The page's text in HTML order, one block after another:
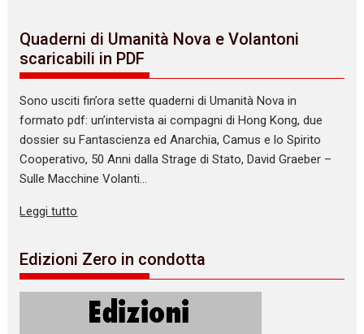
Quaderni di Umanità Nova e Volantoni
scaricabili in PDF
Sono usciti fin’ora sette quaderni di Umanità Nova in
formato pdf: un’intervista ai compagni di Hong Kong, due
dossier su Fantascienza ed Anarchia, Camus e lo Spirito
Cooperativo, 50 Anni dalla Strage di Stato, David Graeber –
Sulle Macchine Volanti…
Leggi tutto
Edizioni Zero in condotta